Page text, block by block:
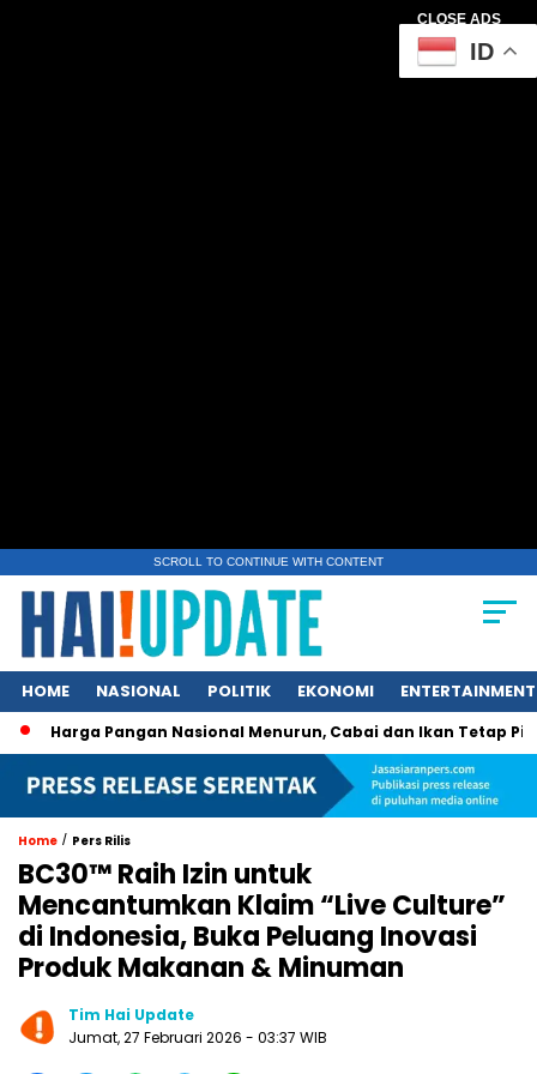
CLOSE ADS
SCROLL TO CONTINUE WITH CONTENT
HOME NASIONAL POLITIK EKONOMI ENTERTAINMENT
Pangan Nasional Menurun, Cabai dan Ikan Tetap Picu
Home / Pers Rilis
BC30™ Raih Izin untuk
Mencantumkan Klaim “Live Culture”
di Indonesia, Buka Peluang Inovasi
Produk Makanan & Minuman
Tim Hai Update
Jumat, 27 Februari 2026 - 03:37 WIB
ID